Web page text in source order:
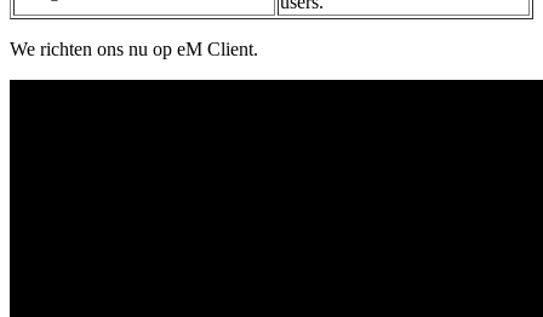
We richten ons nu op eM Client.